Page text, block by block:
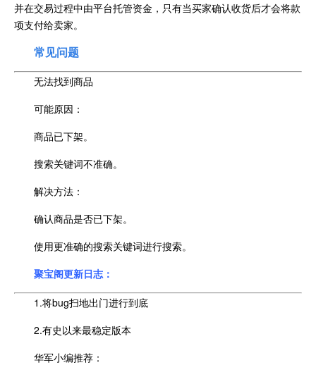
并在交易过程中由平台托管资金，只有当买家确认收货后才会将款
项支付给卖家。
常见问题
无法找到商品
可能原因：
商品已下架。
搜索关键词不准确。
解决方法：
确认商品是否已下架。
使用更准确的搜索关键词进行搜索。
聚宝阁更新日志：
1.将bug扫地出门进行到底
2.有史以来最稳定版本
华军小编推荐：